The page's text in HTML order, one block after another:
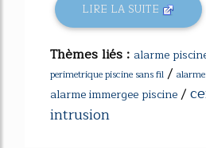
LIRE LA SUITE
Thèmes liés : alarme
perimetrique piscine sans fil /
alarme immergee piscine/
intrusion